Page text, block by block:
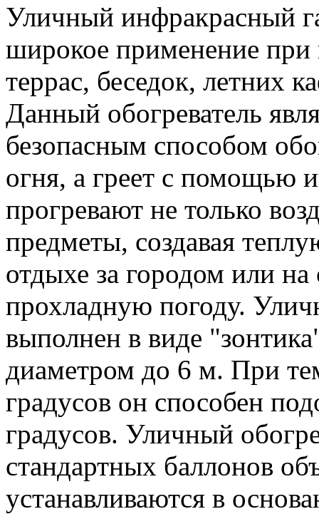
Уличный инфракрасный
широкое применение при
террас, беседок, летних
Данный обогреватель
безопасным способом
огня, а греет с помощью
прогревают не только
предметы, создавая
отдыхе за городом или
прохладную погоду.
выполнен в виде
диаметром до 6 м. При
градусов он способен
градусов. Уличный
стандартных баллонов
устанавливаются в